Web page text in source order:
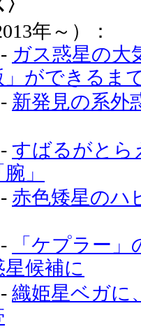
年～）：
ガス惑星の大
」ができるま
新発見の系外
すばるがとら
」
赤色矮星のハ
「ケプラー
候補に
織姫星ベガに